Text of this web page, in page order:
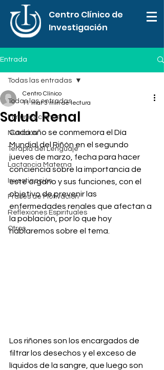
Centro Clínico de
Investigación
Entrada
Todas las entradas
Inmunizaciones
Nutrición
Terapia del Lenguaje
Lactancia Materna
Investigación
Frases de Motivación
Reflexiones Espirituales
Otros
Todas las entradas
Salud Renal
Centro Clínico
11 mar 3 min de lectura
Cada año se conmemora el Día
Mundial del Riñón en el segundo
jueves de marzo, fecha para hacer
conciencia sobre la importancia de
este órgano y sus funciones, con el
objetivo de prevenir las
enfermedades renales que afectan a
la población, por lo que hoy
hablaremos sobre el tema.
Los riñones son los encargados de
filtrar los desechos y el exceso de
líquidos de la sangre, que luego son